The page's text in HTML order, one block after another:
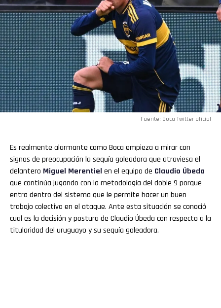
Fuente: Boca Twitter oficial
Es realmente alarmante como Boca empieza a mirar con
signos de preocupación la sequía goleadora que atraviesa el
delantero Miguel Merentiel en el equipo de Claudio Úbeda
que continúa jugando con la metodología del doble 9 porque
entra dentro del sistema que le permite hacer un buen
trabajo colectivo en el ataque. Ante esta situación se conoció
cual es la decisión y postura de Claudio Úbeda con respecto a la
titularidad del uruguayo y su sequía goleadora.